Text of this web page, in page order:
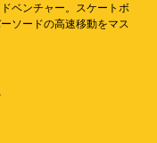
ベンチャー。スケートボ
ソードの高速移動をマス